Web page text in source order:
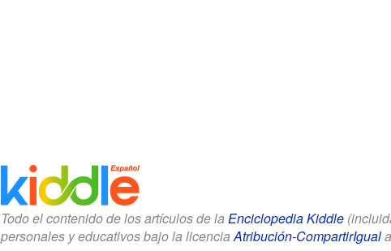
Todo el contenido de los artículos de la Enciclopedia Kiddle
personales y educativos bajo la licenciaAtribución-CompartirIgual